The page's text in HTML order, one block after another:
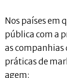
Nos países em
pública com a
as companhias
práticas de
agem: